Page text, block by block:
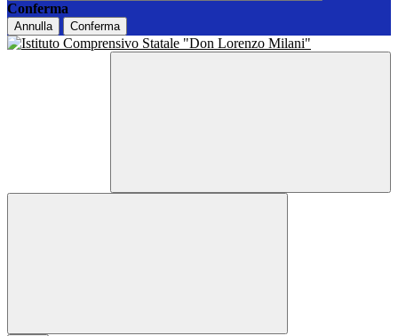
Conferma
Annulla Conferma